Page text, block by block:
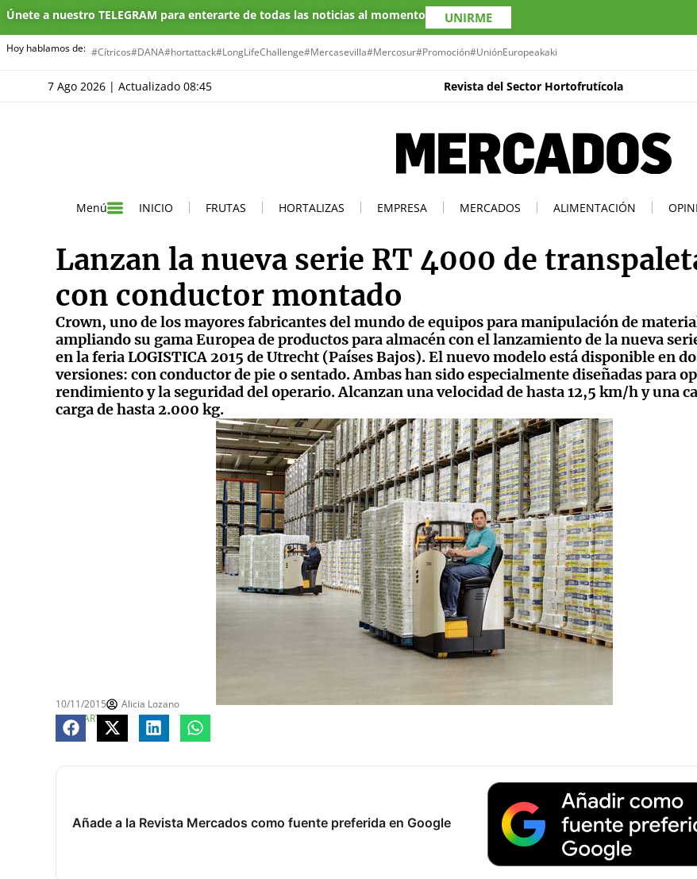
Únete a nuestro TELEGRAM para enterarte de todas las noticias al momento UNIRME
Hoy hablamos de: #Cítricos#DANA#hortattack#LongLifeChallenge#Mercasevilla#Mercosur#Promoción#UniónEuropeakaki
7 Ago 2026 | Actualizado 08:45 Revista del Sector Hortofrutícola
Menú INICIO FRUTAS HORTALIZAS EMPRESA MERCADOS ALIMENTACIÓN
Lanzan la nueva serie RT 4000 de
con conductor montado
Crown, uno de los mayores fabricantes del mundo de equipos para manipulación de
ampliando su gama Europea de productos para almacén con el lanzamiento de la nueva
en la feria LOGISTICA 2015 de Utrecht (Países Bajos). El nuevo modelo está disponible en
versiones: con conductor de pie o sentado. Ambas han sido especialmente diseñadas para
rendimiento y la seguridad del operario. Alcanzan una velocidad de hasta 12,5 km/h y una
carga de hasta 2.000 kg.
10/11/2015
Alicia Lozano
COMPARTE
Añade a la Revista Mercados como fuente preferida en Google